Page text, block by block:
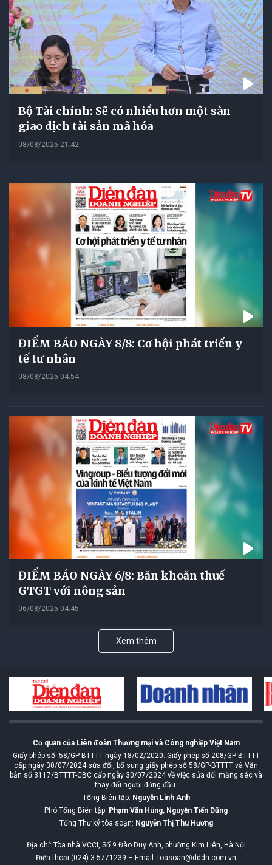
Bộ Tài chính: Sẽ có nhiều hơn một sàn
giao dịch tài sản mã hóa
08/08/2025 21:42
ĐIỂM BÁO NGÀY 8/8: Cơ hội phát triển y
tế tư nhân
08/08/2025 04:54
ĐIỂM BÁO NGÀY 6/8: Băn khoăn thuế
GTGT với nông sản
06/08/2025 04:45
Xem thêm
Cơ quan của Liên đoàn Thương mại và Công nghiệp Việt Nam
Giấy phép số: 58/GP-BTTTT ngày 18/02/2020. Giấy phép số 208/GP-BTTTT
cấp ngày 30/07/2024 sửa đổi, bổ sung giấy phép số 58/GP-BTTTT và Văn
bản số 3117/BTTTT-CBC cấp ngày 30/07/2024 về việc sửa đổi măng séc và
thay đổi người đứng đầu.
Tổng Biên tập: Nguyễn Linh Anh
Phó Tổng Biên tập: Phạm Văn Hùng, Nguyễn Tiến Dũng
Tổng Thư ký tòa soạn: Nguyễn Thị Thu Hương
Địa chỉ: Tòa nhà VCCI, Số 9 Đào Duy Anh, phường Kim Liên, Hà Nội
Điện thoại (024) 3.5771239 – Email: toasoan@dddn.com.vn